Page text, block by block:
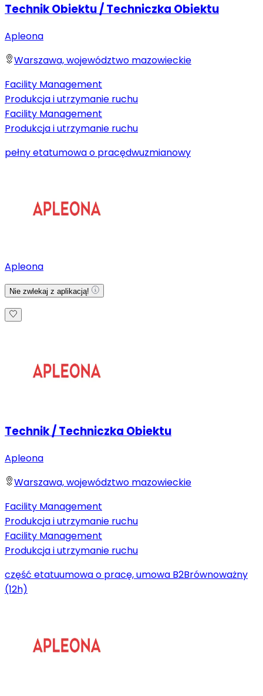
Technik Obiektu / Techniczka Obiektu
Apleona
Warszawa, województwo mazowieckie
Facility Management
Produkcja i utrzymanie ruchu
Facility Management
Produkcja i utrzymanie ruchu
pełny etatumowa o pracędwuzmianowy
Apleona
Nie zwlekaj z aplikacją!
Technik / Techniczka Obiektu
Apleona
Warszawa, województwo mazowieckie
Facility Management
Produkcja i utrzymanie ruchu
Facility Management
Produkcja i utrzymanie ruchu
część etatuumowa o pracę, umowa B2Brównoważny
(12h)